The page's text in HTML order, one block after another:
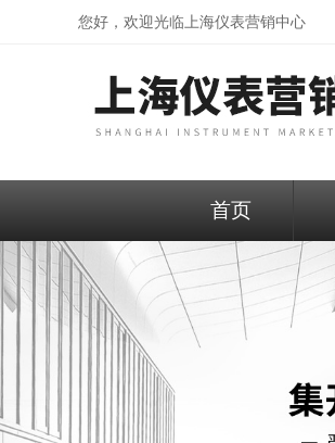
您好，欢迎光临上海仪表营销中心
首页